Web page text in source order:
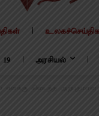
அரசியல்
எனக்கு கிடைத்த அற்புதமான